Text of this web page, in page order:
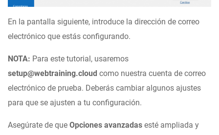
En la pantalla siguiente, introduce la dirección de correo
electrónico que estás configurando.
NOTA: Para este tutorial, usaremos
setup@webtraining.cloud como nuestra cuenta de correo
electrónico de prueba. Deberás cambiar algunos ajustes
para que se ajusten a tu configuración.
Asegúrate de que Opciones avanzadas esté ampliada y